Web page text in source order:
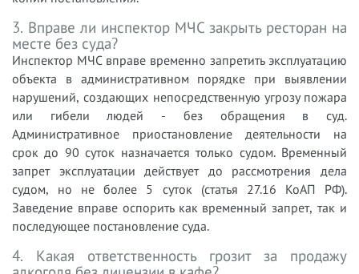
3. Вправе ли инспектор МЧС закрыть ресторан на
месте без суда?
Инспектор МЧС вправе временно запретить эксплуатацию
объекта в административном порядке при выявлении
нарушений, создающих непосредственную угрозу пожара
или гибели людей - без обращения в суд.
Административное приостановление деятельности на
срок до 90 суток назначается только судом. Временный
запрет эксплуатации действует до рассмотрения дела
судом, но не более 5 суток (статья 27.16 КоАП РФ).
Заведение вправе оспорить как временный запрет, так и
последующее постановление суда.
4. Какая ответственность грозит за продажу